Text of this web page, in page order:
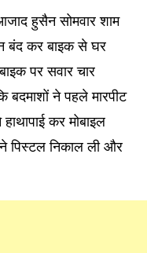
हुसैन सोमवार शाम
बंद कर बाइक से घर
पर सवार चार
बदमाशों ने पहले मारपीट
कर मोबाइल
पिस्टल निकाल ली और